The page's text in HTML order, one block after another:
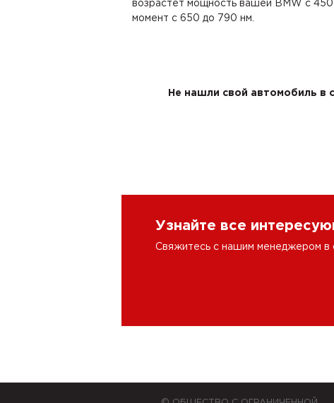
возрастет мощность вашей BMW с
момент с 650 до 790 нм.
Не нашли свой автомобиль в
Узнайте все
Свяжитесь с нашим менеджером в